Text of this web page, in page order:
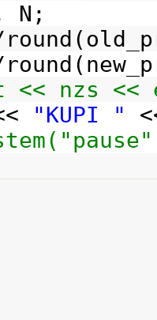
N;
<< nzs
"KUPI "